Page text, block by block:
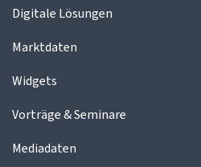
Digitale Lösungen
Marktdaten
Widgets
Vorträge & Seminare
Mediadaten